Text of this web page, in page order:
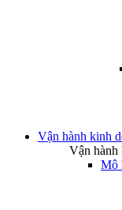
Vận hành kinh
Vận hành
Mô